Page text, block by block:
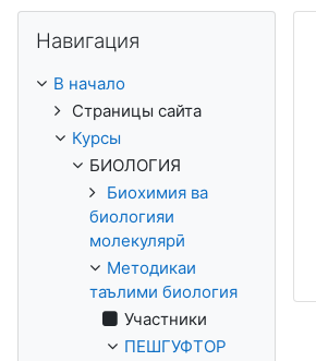
Навигация
В начало
Страницы сайта
Курсы
БИОЛОГИЯ
Биохимия ва
биологияи
молекулярӣ
Методикаи
таълими биология
Участники
ПЕШГУФТОР